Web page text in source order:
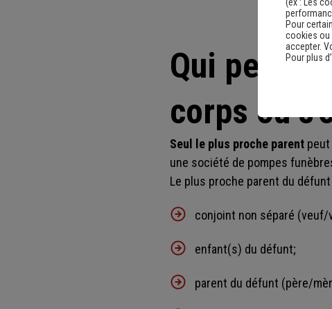
Qui peut
corps ou
Seul le plus proche parentpeut
une société de pompes
Le plus proche parent du
conjoint non séparé (veuf/
enfant(s) du défunt;
parent du défunt (père/
Pour
cookies ou
accepter.
Pour plus